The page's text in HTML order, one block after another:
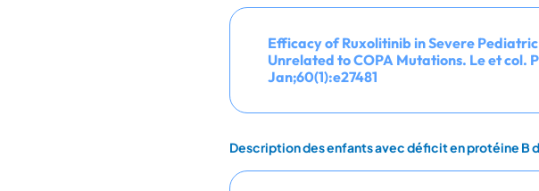
Efficacy of Ruxolitinib in Severe
Unrelated to COPA Mutations. Le et col.
Jan;60(1):e27481
Description des enfants avec déficit en protéine B